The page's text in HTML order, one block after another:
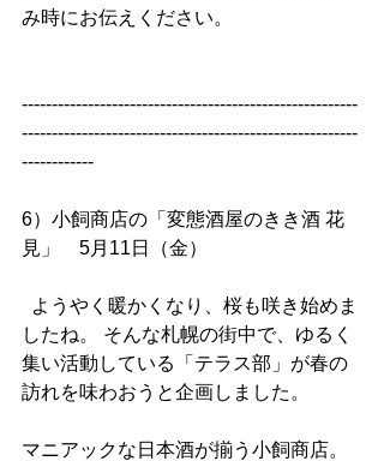
み時にお伝えください。
--------------------------------------------------------
--------------------------------------------------------
------------
6）小飼商店の「変態酒屋のきき酒 花
見」　5月11日（金）
したね。 そんな札幌の街中で、ゆるく
集い活動している「テラス部」が春の
訪れを味わおうと企画しました。
マニアックな日本酒が揃う小飼商店。